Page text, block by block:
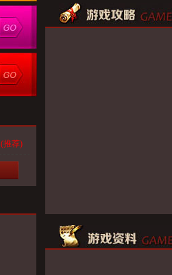
(推荐)